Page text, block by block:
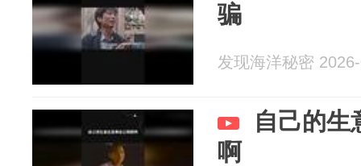
骗
发现海洋秘密
自己的生
啊